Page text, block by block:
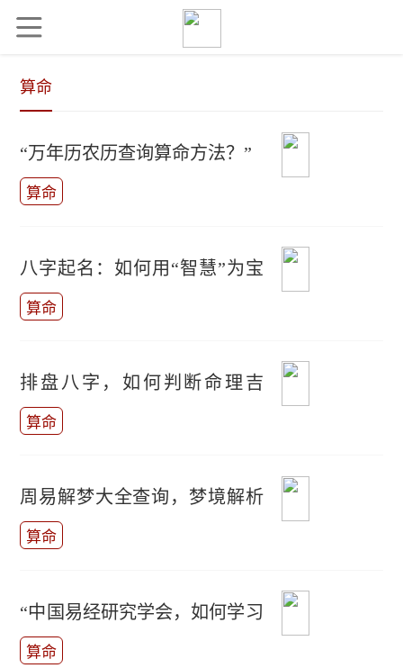
算命
“万年历农历查询算命方法？”
算命
八字起名：如何用“智慧”为宝
宝取名？
算命
排盘八字，如何判断命理吉
凶？
算命
周易解梦大全查询，梦境解析
方法
算命
“中国易经研究学会，如何学习
易经？”
算命